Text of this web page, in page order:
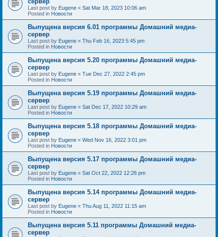
Last post by Eugene « Sat Mar 18, 2023 10:06 am
Posted in Новости
Выпущена версия 6.01 программы Домашний медиа-
сервер
Last post by Eugene « Thu Feb 16, 2023 5:45 pm
Posted in Новости
Выпущена версия 5.20 программы Домашний медиа-
сервер
Last post by Eugene « Tue Dec 27, 2022 2:45 pm
Posted in Новости
Выпущена версия 5.19 программы Домашний медиа-
сервер
Last post by Eugene « Sat Dec 17, 2022 10:29 am
Posted in Новости
Выпущена версия 5.18 программы Домашний медиа-
сервер
Last post by Eugene « Wed Nov 16, 2022 3:01 pm
Posted in Новости
Выпущена версия 5.17 программы Домашний медиа-
сервер
Last post by Eugene « Sat Oct 22, 2022 12:26 pm
Posted in Новости
Выпущена версия 5.14 программы Домашний медиа-
сервер
Last post by Eugene « Thu Aug 11, 2022 11:15 am
Posted in Новости
Выпущена версия 5.11 программы Домашний медиа-
сервер